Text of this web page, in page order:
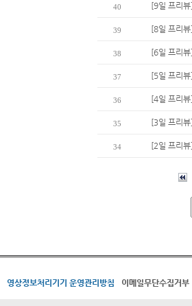
40 [9일 프리
39 [8일 프리
38 [6일 프리
37 [5일 프리
36 [4일 프리
35 [3일 프리
34 [2일 프리
영상정보처리기기 운영관리방침 이메일무단수집거부